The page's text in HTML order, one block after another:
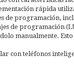
rápida
de programación,
de programación
manualmente.
con teléfonos